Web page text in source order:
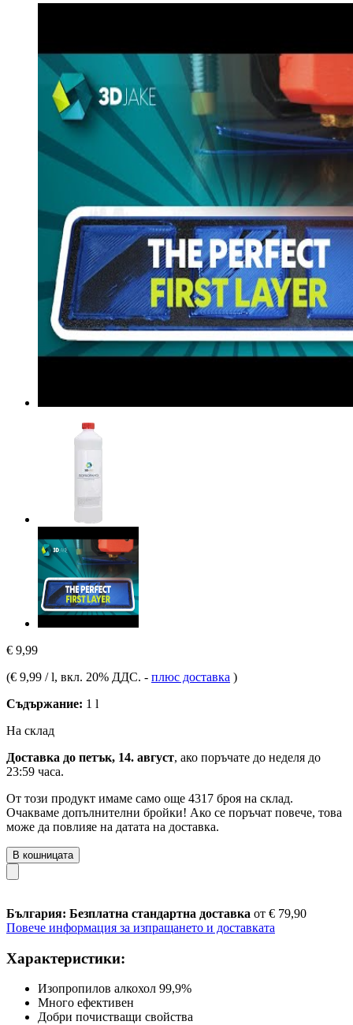
€ 9,99
(€ 9,99 / l, вкл. 20% ДДС. - плюс доставка )
Съдържание: 1 l
На склад
Доставка до петък, 14. август, ако поръчате до неделя до
23:59 часа.
От този продукт имаме само още 4317 броя на склад.
Очакваме допълнителни бройки! Ако се поръчат повече, това
може да повлияе на датата на доставка.
В кошницата
България: Безплатна стандартна доставка от € 79,90
Повече информация за изпращането и доставката
Характеристики:
Изопропилов алкохол 99,9%
Много ефективен
Добри почистващи свойства